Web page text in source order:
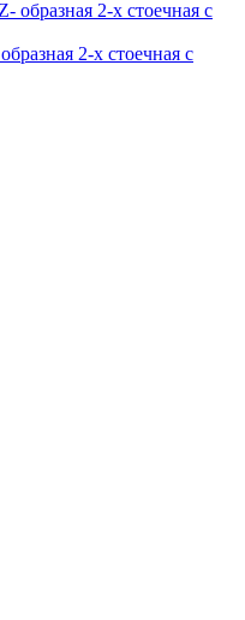
2-х стоечная с